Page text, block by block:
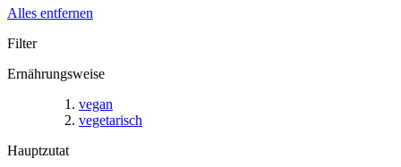
Alles entfernen
Filter
Ernährungsweise
vegan
vegetarisch
Hauptzutat